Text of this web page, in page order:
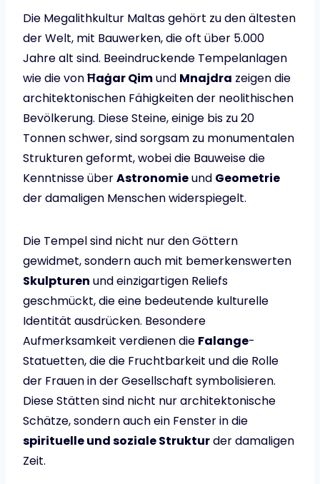
Die Megalithkultur Maltas gehört zu den ältesten
der Welt, mit Bauwerken, die oft über 5.000
Jahre alt sind. Beeindruckende Tempelanlagen
wie die vonĦaġar Qimund Mnajdra zeigen die
architektonischen Fähigkeiten der neolithischen
Bevölkerung. Diese Steine, einige bis zu 20
Tonnen schwer, sind sorgsam zu monumentalen
Strukturen geformt, wobei die Bauweise die
Kenntnisse überAstronomieund Geometrie
der damaligen Menschen widerspiegelt.
Die Tempel sind nicht nur den Göttern
gewidmet, sondern auch mit bemerkenswerten
Skulpturen und einzigartigen Reliefs
geschmückt, die eine bedeutende kulturelle
Identität ausdrücken. Besondere
Aufmerksamkeit verdienen die Falange-
Statuetten, die die Fruchtbarkeit und die Rolle
der Frauen in der Gesellschaft symbolisieren.
Diese Stätten sind nicht nur architektonische
Schätze, sondern auch ein Fenster in die
spirituelle und soziale Strukturder damaligen
Zeit.